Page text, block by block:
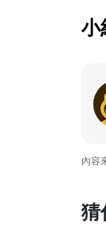
小
內容
猜